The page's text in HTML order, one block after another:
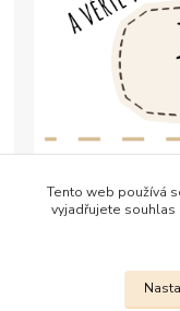
Tento web používá
vyjadřujete souhlas